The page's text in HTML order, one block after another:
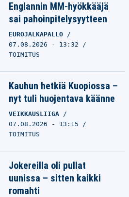
Englannin MM-hyökkääjä
sai pahoinpitelysyytteen
EUROJALKAPALLO
07.08.2026 - 13:32
TOIMITUS
Kauhun hetkiä Kuopiossa –
nyt tuli huojentava käänne
VEIKKAUSLIIGA
07.08.2026 - 13:15
TOIMITUS
Jokereilla oli pullat
uunissa – sitten kaikki
romahti